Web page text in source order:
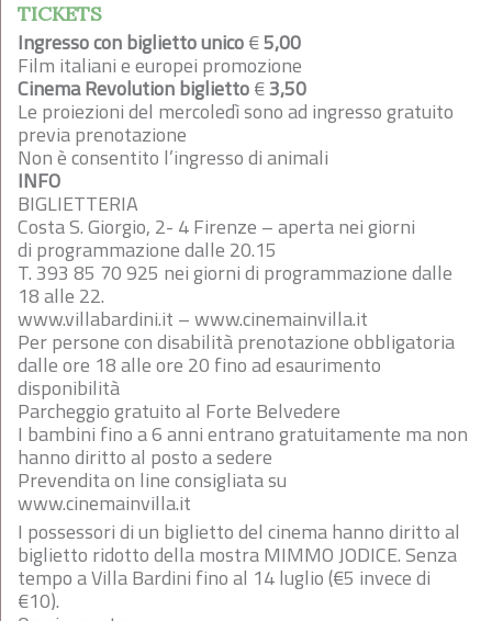
TICKETS
Ingresso con biglietto unico€5,00
Film italiani e europei promozione
Cinema Revolution biglietto€3,50
Le proiezioni del mercoledì sono ad ingresso gratuito
previa prenotazione
Non è consentito l’ingresso di animali
INFO
BIGLIETTERIA
Costa S. Giorgio, 2- 4 Firenze – aperta nei giorni
di programmazione dalle 20.15
T. 393 85 70 925 nei giorni di programmazione dalle
18 alle 22.
www.villabardini.it – www.cinemainvilla.it
Per persone con disabilità prenotazione obbligatoria
dalle ore 18 alle ore 20 fino ad esaurimento
disponibilità
Parcheggio gratuito al Forte Belvedere
I bambini fino a 6 anni entrano gratuitamente ma non
hanno diritto al posto a sedere
Prevendita on line consigliata su
www.cinemainvilla.it
I possessori di un biglietto del cinema hanno diritto al
biglietto ridotto della mostra MIMMO JODICE. Senza
tempo a Villa Bardini fino al 14 luglio (€5 invece di
€10).